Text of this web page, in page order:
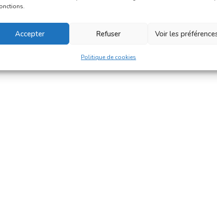
Accepter Refuser Voir les
Politique de cookies